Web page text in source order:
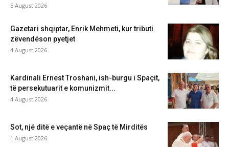
5 August 2026
Gazetari shqiptar, Enrik Mehmeti, kur tributi
zëvendëson pyetjet
4 August 2026
Kardinali Ernest Troshani, ish-burgu i Spaçit,
të persekutuarit e komunizmit...
4 August 2026
Sot, një ditë e veçantë në Spaç të Mirditës
1 August 2026